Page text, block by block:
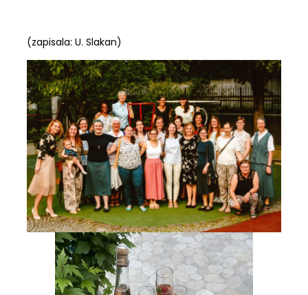
(zapisala: U. Slakan)